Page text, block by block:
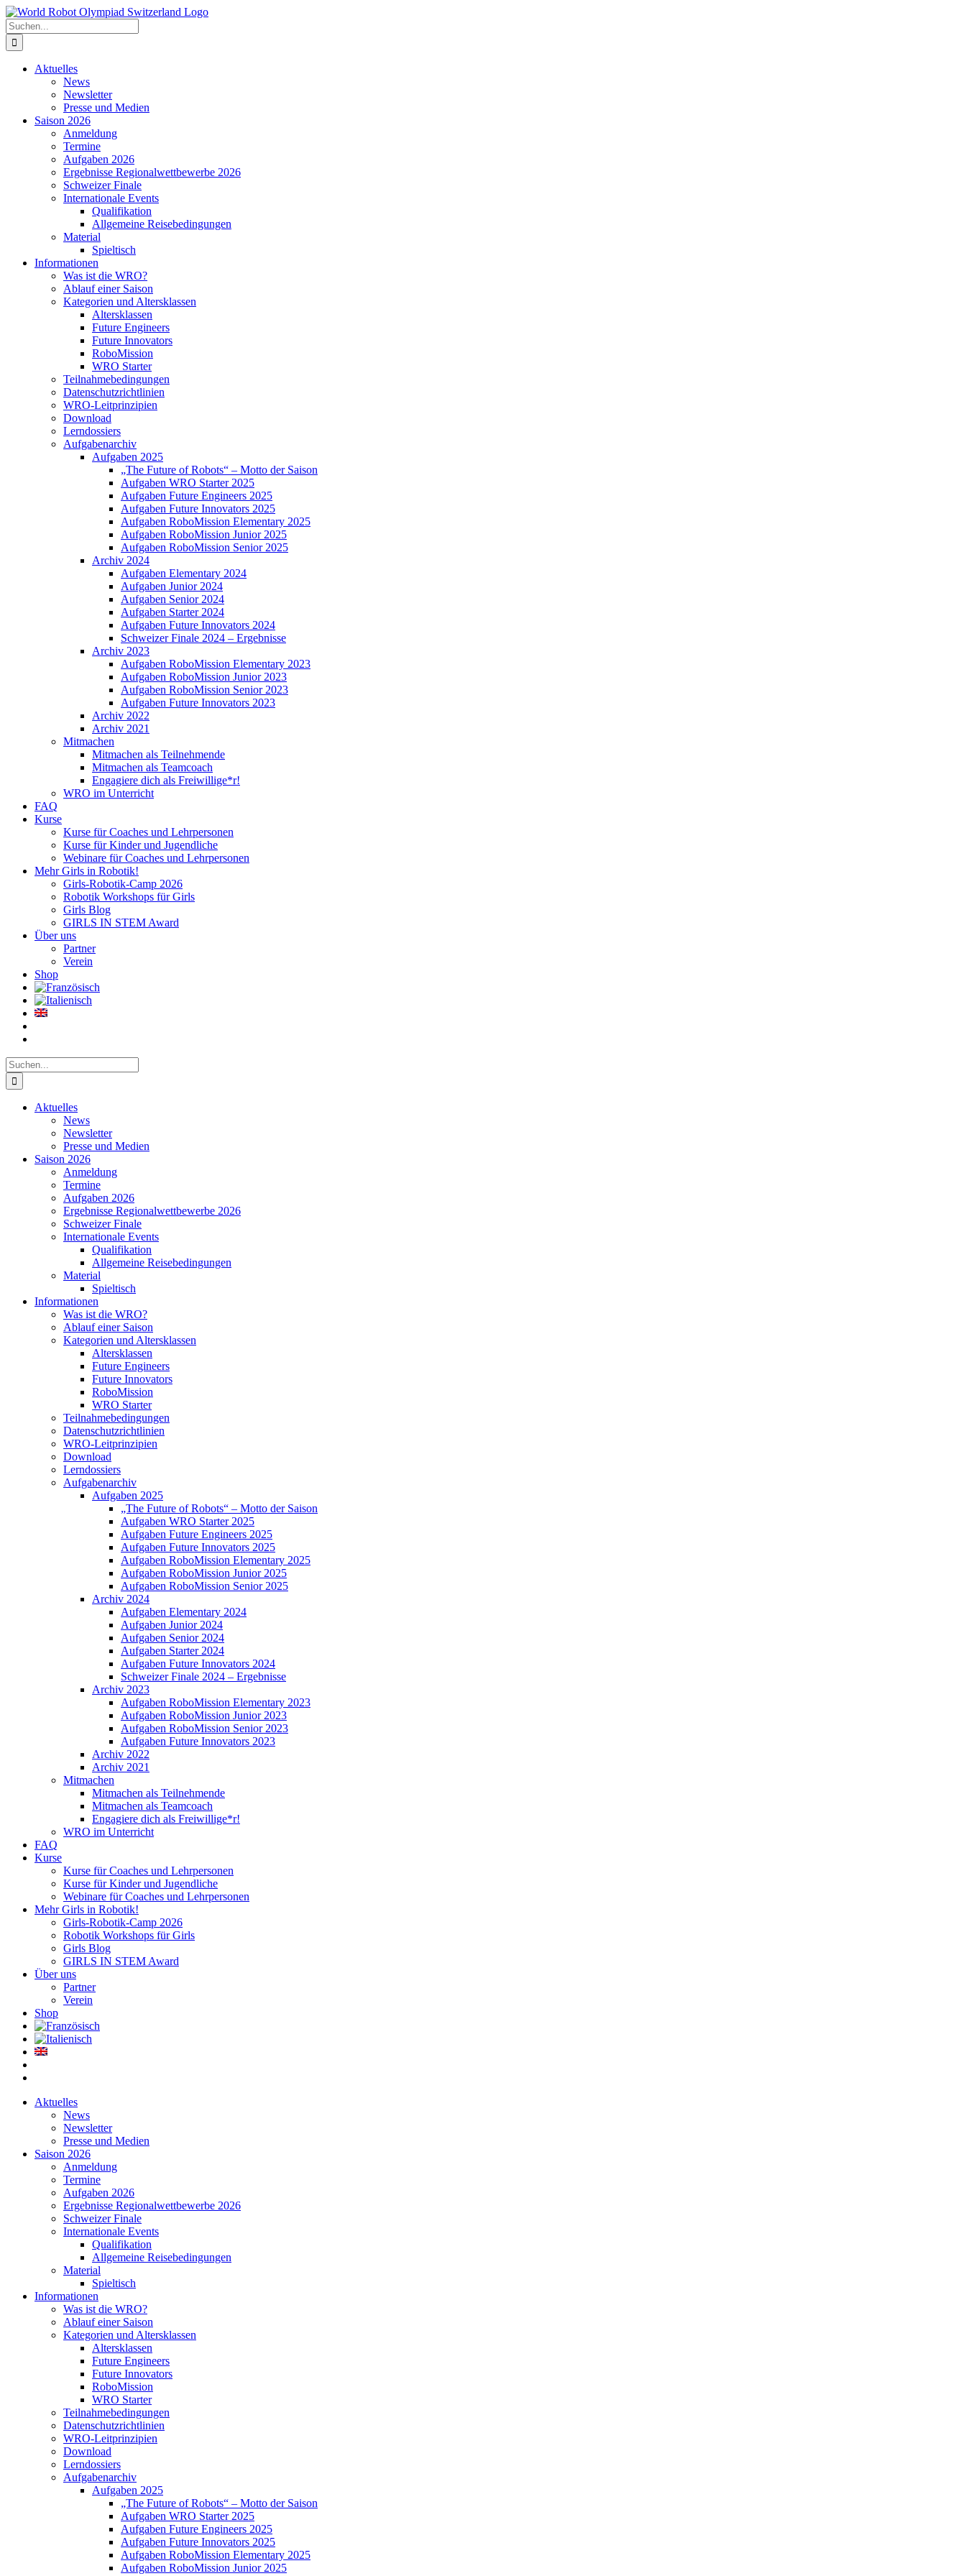
Zum
Inhalt
springen
Suche
nach:
Aktuelles
News
Newsletter
Presse und Medien
Saison 2026
Anmeldung
Termine
Aufgaben 2026
Ergebnisse Regionalwettbewerbe 2026
Schweizer Finale
Internationale Events
Qualifikation
Allgemeine Reisebedingungen
Material
Spieltisch
Informationen
Was ist die WRO?
Ablauf einer Saison
Kategorien und Altersklassen
Altersklassen
Future Engineers
Future Innovators
RoboMission
WRO Starter
Teilnahmebedingungen
Datenschutzrichtlinien
WRO-Leitprinzipien
Download
Lerndossiers
Aufgabenarchiv
Aufgaben 2025
„The Future of Robots“ – Motto der Saison
Aufgaben WRO Starter 2025
Aufgaben Future Engineers 2025
Aufgaben Future Innovators 2025
Aufgaben RoboMission Elementary 2025
Aufgaben RoboMission Junior 2025
Aufgaben RoboMission Senior 2025
Archiv 2024
Aufgaben Elementary 2024
Aufgaben Junior 2024
Aufgaben Senior 2024
Aufgaben Starter 2024
Aufgaben Future Innovators 2024
Schweizer Finale 2024 – Ergebnisse
Archiv 2023
Aufgaben RoboMission Elementary 2023
Aufgaben RoboMission Junior 2023
Aufgaben RoboMission Senior 2023
Aufgaben Future Innovators 2023
Archiv 2022
Archiv 2021
Mitmachen
Mitmachen als Teilnehmende
Mitmachen als Teamcoach
Engagiere dich als Freiwillige*r!
WRO im Unterricht
FAQ
Kurse
Kurse für Coaches und Lehrpersonen
Kurse für Kinder und Jugendliche
Webinare für Coaches und Lehrpersonen
Mehr Girls in Robotik!
Girls-Robotik-Camp 2026
Robotik Workshops für Girls
Girls Blog
GIRLS IN STEM Award
Über uns
Partner
Verein
Shop
Suche
nach:
Aktuelles
News
Newsletter
Presse und Medien
Saison 2026
Anmeldung
Termine
Aufgaben 2026
Ergebnisse Regionalwettbewerbe 2026
Schweizer Finale
Internationale Events
Qualifikation
Allgemeine Reisebedingungen
Material
Spieltisch
Informationen
Was ist die WRO?
Ablauf einer Saison
Kategorien und Altersklassen
Altersklassen
Future Engineers
Future Innovators
RoboMission
WRO Starter
Teilnahmebedingungen
Datenschutzrichtlinien
WRO-Leitprinzipien
Download
Lerndossiers
Aufgabenarchiv
Aufgaben 2025
„The Future of Robots“ – Motto der Saison
Aufgaben WRO Starter 2025
Aufgaben Future Engineers 2025
Aufgaben Future Innovators 2025
Aufgaben RoboMission Elementary 2025
Aufgaben RoboMission Junior 2025
Aufgaben RoboMission Senior 2025
Archiv 2024
Aufgaben Elementary 2024
Aufgaben Junior 2024
Aufgaben Senior 2024
Aufgaben Starter 2024
Aufgaben Future Innovators 2024
Schweizer Finale 2024 – Ergebnisse
Archiv 2023
Aufgaben RoboMission Elementary 2023
Aufgaben RoboMission Junior 2023
Aufgaben RoboMission Senior 2023
Aufgaben Future Innovators 2023
Archiv 2022
Archiv 2021
Mitmachen
Mitmachen als Teilnehmende
Mitmachen als Teamcoach
Engagiere dich als Freiwillige*r!
WRO im Unterricht
FAQ
Kurse
Kurse für Coaches und Lehrpersonen
Kurse für Kinder und Jugendliche
Webinare für Coaches und Lehrpersonen
Mehr Girls in Robotik!
Girls-Robotik-Camp 2026
Robotik Workshops für Girls
Girls Blog
GIRLS IN STEM Award
Über uns
Partner
Verein
Shop
Aktuelles
News
Newsletter
Presse und Medien
Saison 2026
Anmeldung
Termine
Aufgaben 2026
Ergebnisse Regionalwettbewerbe 2026
Schweizer Finale
Internationale Events
Qualifikation
Allgemeine Reisebedingungen
Material
Spieltisch
Informationen
Was ist die WRO?
Ablauf einer Saison
Kategorien und Altersklassen
Altersklassen
Future Engineers
Future Innovators
RoboMission
WRO Starter
Teilnahmebedingungen
Datenschutzrichtlinien
WRO-Leitprinzipien
Download
Lerndossiers
Aufgabenarchiv
Aufgaben 2025
„The Future of Robots“ – Motto der Saison
Aufgaben WRO Starter 2025
Aufgaben Future Engineers 2025
Aufgaben Future Innovators 2025
Aufgaben RoboMission Elementary 2025
Aufgaben RoboMission Junior 2025